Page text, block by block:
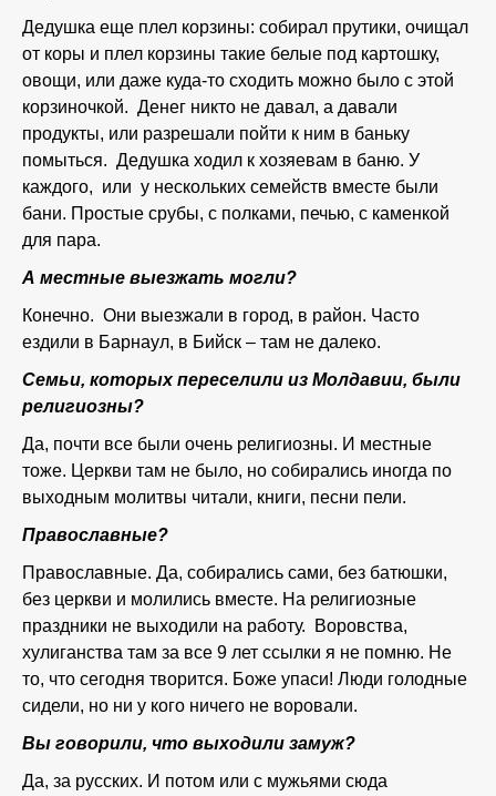
Дедушка еще плел корзины: собирал прутики, очищал
от коры и плел корзины такие белые под картошку,
овощи, или даже куда-то сходить можно было с этой
корзиночкой. Денег никто не давал, а давали
продукты, или разрешали пойти к ним в баньку
помыться. Дедушка ходил к хозяевам в баню. У
каждого, или у нескольких семейств вместе были
бани. Простые срубы, с полками, печью, с каменкой
для пара.
А местные выезжать могли?
Конечно. Они выезжали в город, в район. Часто
ездили в Барнаул, в Бийск – там не далеко.
Семьи, которых переселили из Молдавии, были
религиозны?
Да, почти все были очень религиозны. И местные
тоже. Церкви там не было, но собирались иногда по
выходным молитвы читали, книги, песни пели.
Православные?
Православные. Да, собирались сами, без батюшки,
без церкви и молились вместе. На религиозные
праздники не выходили на работу. Воровства,
хулиганства там за все 9 лет ссылки я не помню. Не
то, что сегодня творится. Боже упаси! Люди голодные
сидели, но ни у кого ничего не воровали.
Вы говорили, что выходили замуж?
Да, за русских. И потом или с мужьями сюда